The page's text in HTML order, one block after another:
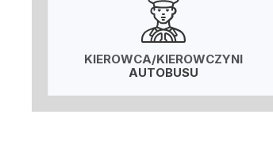
KIEROWCA/KIEROWCZYNI
AUTOBUSU